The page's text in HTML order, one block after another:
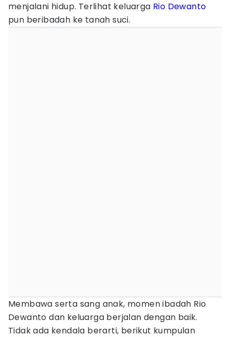
menjalani hidup. Terlihat keluarga Rio Dewanto
pun beribadah ke tanah suci.
Membawa serta sang anak, momen ibadah Rio
Dewanto dan keluarga berjalan dengan baik.
Tidak ada kendala berarti, berikut kumpulan